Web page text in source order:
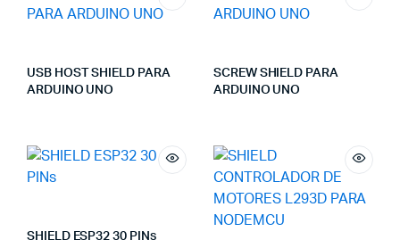
USB HOST SHIELD PARA
ARDUINO UNO
SCREW SHIELD PARA
ARDUINO UNO
SHIELD ESP32 30 PINs